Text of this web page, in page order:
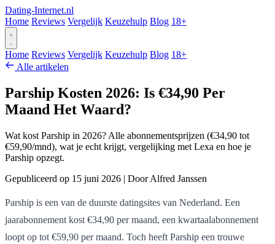
Dating-Internet.nl
Home Reviews Vergelijk Keuzehulp Blog 18+
Home Reviews Vergelijk Keuzehulp Blog 18+
Alle artikelen
Parship Kosten 2026: Is €34,90 Per
Maand Het Waard?
Wat kost Parship in 2026? Alle abonnementsprijzen (€34,90 tot
€59,90/mnd), wat je echt krijgt, vergelijking met Lexa en hoe je
Parship opzegt.
Gepubliceerd op 15 juni 2026 | Door Alfred Janssen
Parship is een van de duurste datingsites van Nederland. Een
jaarabonnement kost €34,90 per maand, een kwartaalabonnement
loopt op tot €59,90 per maand. Toch heeft Parship een trouwe